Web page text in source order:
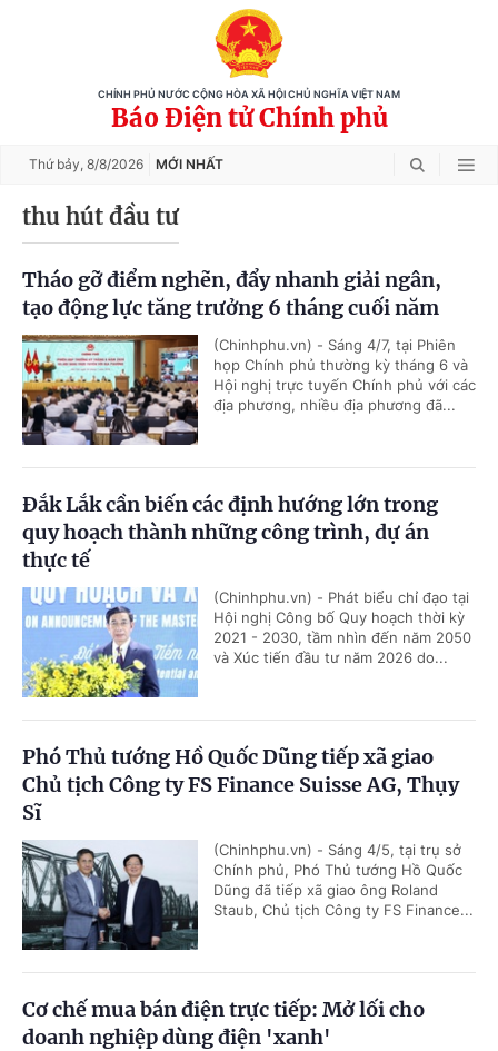
CHÍNH PHỦ NƯỚC CỘNG HÒA XÃ HỘI CHỦ NGHĨA VIỆT NAM
Báo Điện tử Chính phủ
Thứ bảy, 8/8/2026 MỚI NHẤT
thu hút đầu tư
Tháo gỡ điểm nghẽn, đẩy nhanh giải ngân,
tạo động lực tăng trưởng 6 tháng cuối năm
(Chinhphu.vn) - Sáng 4/7, tại Phiên
họp Chính phủ thường kỳ tháng 6 và
Hội nghị trực tuyến Chính phủ với các
địa phương, nhiều địa phương đã...
Đắk Lắk cần biến các định hướng lớn trong
quy hoạch thành những công trình, dự án
thực tế
(Chinhphu.vn) - Phát biểu chỉ đạo tại
Hội nghị Công bố Quy hoạch thời kỳ
2021 - 2030, tầm nhìn đến năm 2050
và Xúc tiến đầu tư năm 2026 do...
Phó Thủ tướng Hồ Quốc Dũng tiếp xã giao
Chủ tịch Công ty FS Finance Suisse AG, Thụy
Sĩ
(Chinhphu.vn) - Sáng 4/5, tại trụ sở
Chính phủ, Phó Thủ tướng Hồ Quốc
Dũng đã tiếp xã giao ông Roland
Staub, Chủ tịch Công ty FS Finance...
Cơ chế mua bán điện trực tiếp: Mở lối cho
doanh nghiệp dùng điện 'xanh'